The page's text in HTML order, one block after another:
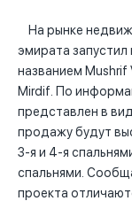
На рынке
эмирата
названием
Mirdif. По
представлен в
продажу будут
3-я и 4-я
спальнями.
проекта